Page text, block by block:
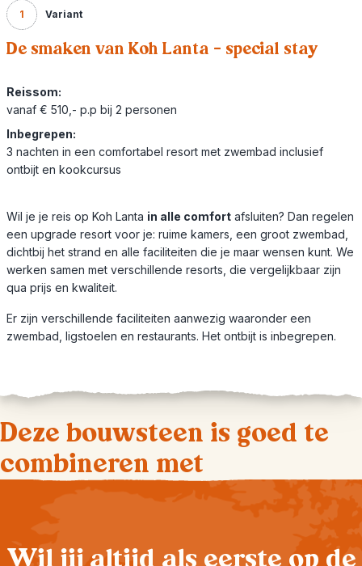
1 Variant
De smaken van Koh Lanta - special stay
Reissom:
vanaf € 510,- p.p bij 2 personen
Inbegrepen:
3 nachten in een comfortabel resort met zwembad inclusief
ontbijt en kookcursus
Wil je je reis op Koh Lanta in alle comfort afsluiten? Dan regelen
een upgrade resort voor je: ruime kamers, een groot zwembad,
dichtbij het strand en alle faciliteiten die je maar wensen kunt. We
werken samen met verschillende resorts, die vergelijkbaar zijn
qua prijs en kwaliteit.
Er zijn verschillende faciliteiten aanwezig waaronder een
zwembad, ligstoelen en restaurants. Het ontbijt is inbegrepen.
Deze bouwsteen is goed te
combineren met
Wil jij altijd als eerste op de